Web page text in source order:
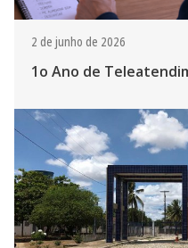
2 de junho de 2026
1o Ano de